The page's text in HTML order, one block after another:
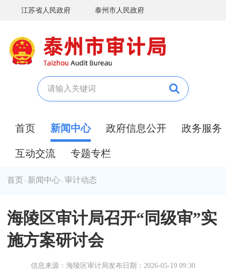
江苏省人民政府 泰州市人民政府
首页 新闻中心 政府信息公开 政务服务
互动交流 专题专栏
首页 > 新闻中心 > 审计动态
海陵区审计局召开“同级审”实
施方案研讨会
信息来源：海陵区审计局发布日期：2026-05-19 09:30